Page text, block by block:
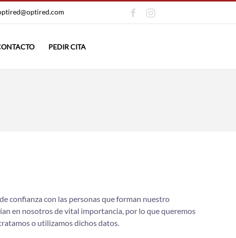
PEDIR CITA
confianza con las personas que forman nuestro
en nosotros de vital importancia, por lo que queremos
o utilizamos dichos datos.